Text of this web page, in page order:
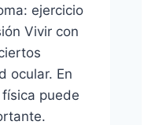
ejercicio
Vivir con
ocular. En
puede